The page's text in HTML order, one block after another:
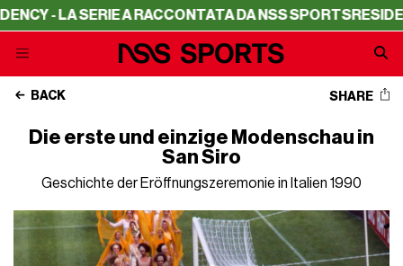
SERIE A RACCONTATA DA NSS SPORTSRESIDENCY - LA
BACK SHARE
Die erste und einzige Modenschau in
San Siro
Geschichte der Eröffnungszeremonie in Italien 1990